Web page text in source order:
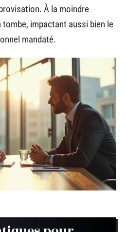
À la moindre
impactant aussi bien le
mandaté.